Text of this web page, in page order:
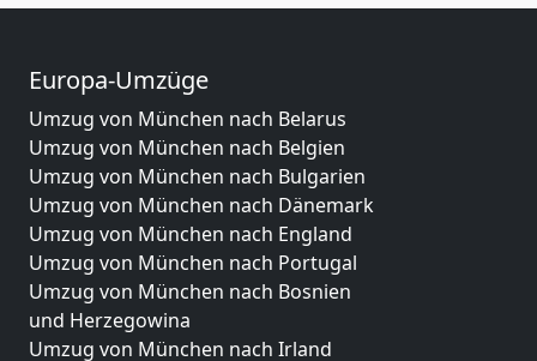
Europa-Umzüge
Umzug von München nach Belarus
Umzug von München nach Belgien
Umzug von München nach Bulgarien
Umzug von München nach Dänemark
Umzug von München nach England
Umzug von München nach Portugal
Umzug von München nach Bosnien
und Herzegowina
Umzug von München nach Irland